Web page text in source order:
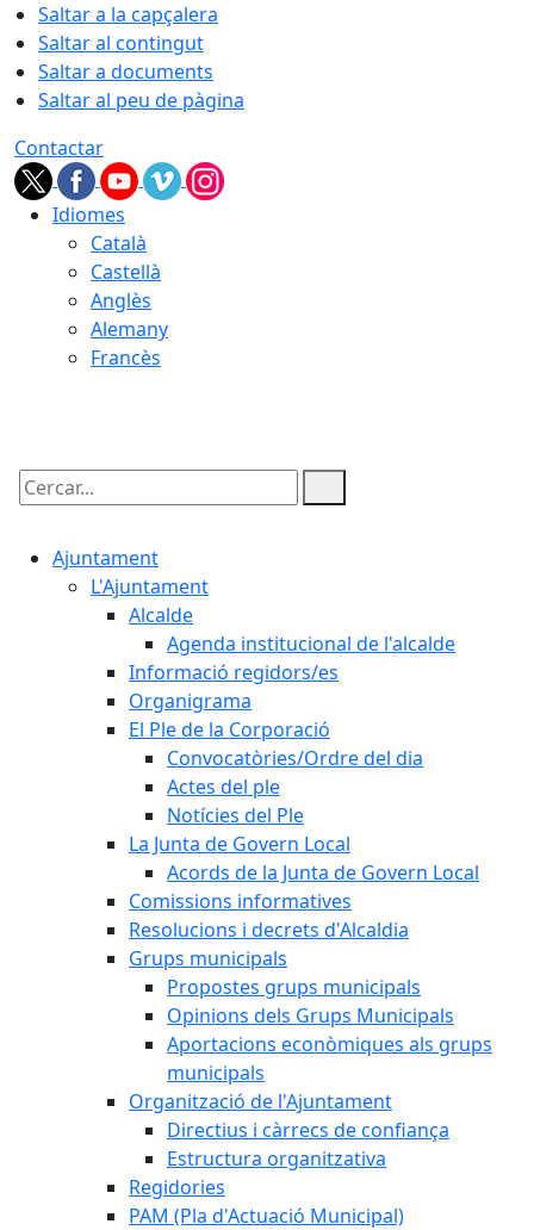
Saltar a la capçalera
Saltar al contingut
Saltar a documents
Saltar al peu de pàgina
Contactar
Idiomes
Català
Castellà
Anglès
Alemany
Francès
Cercar:
Ajuntament
L'Ajuntament
Alcalde
Agenda institucional de l'alcalde
Informació regidors/es
Organigrama
El Ple de la Corporació
Convocatòries/Ordre del dia
Actes del ple
Notícies del Ple
La Junta de Govern Local
Acords de la Junta de Govern Local
Comissions informatives
Resolucions i decrets d'Alcaldia
Grups municipals
Propostes grups municipals
Opinions dels Grups Municipals
Aportacions econòmiques als grups
municipals
Organització de l'Ajuntament
Directius i càrrecs de confiança
Estructura organitzativa
Regidories
PAM (Pla d'Actuació Municipal)